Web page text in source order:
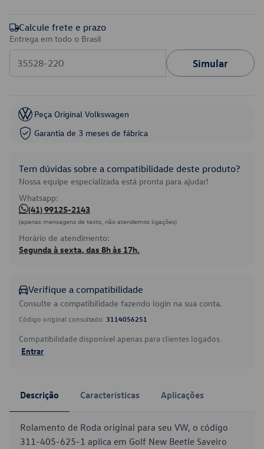
Calcule frete e prazo
Entrega em todo o Brasil
Simular
Peça Original Volkswagen
Garantia de 3 meses de fábrica
Tem dúvidas sobre a compatibilidade deste produto?
Nossa equipe especializada está pronta para ajudar!
Whatsapp:
(41) 99125-2143
(apenas mensagens de texto, não atendemos ligações)
Horário de atendimento:
Segunda à sexta, das 8h às 17h.
Verifique a compatibilidade
Consulte a compatibilidade fazendo login na sua conta.
Código original consultado: 3114056251
Compatibilidade disponível apenas para clientes logados.
Entrar
Descrição Características Aplicações
Rolamento de Roda original para seu VW, o código
311-405-625-1 aplica em Golf New Beetle Saveiro